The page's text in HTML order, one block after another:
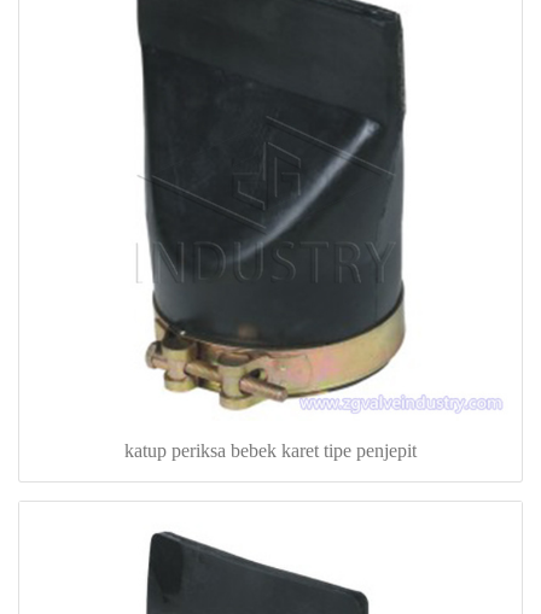
katup periksa bebek karet tipe penjepit